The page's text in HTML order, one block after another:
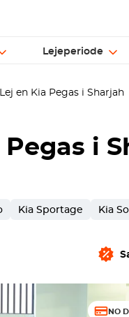
Lejeperiode
en Kia Pegas i Sharjah
Pegas i
Kia Sportage Kia
NO